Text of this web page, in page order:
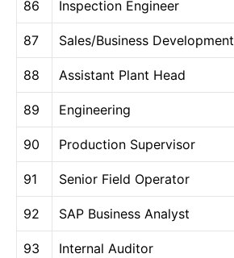
86 Inspection Engineer
87 Sales/Business Development
88 Assistant Plant Head
89 Engineering
90 Production Supervisor
91 Senior Field Operator
92 SAP Business Analyst
93 Internal Auditor